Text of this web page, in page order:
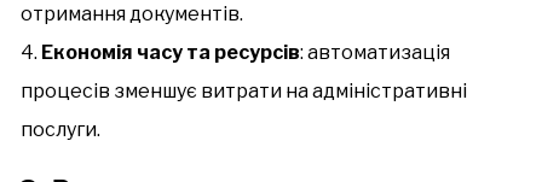
отримання документів.
Економія часу та ресурсів: автоматизація
процесів зменшує витрати на адміністративні
послуги.